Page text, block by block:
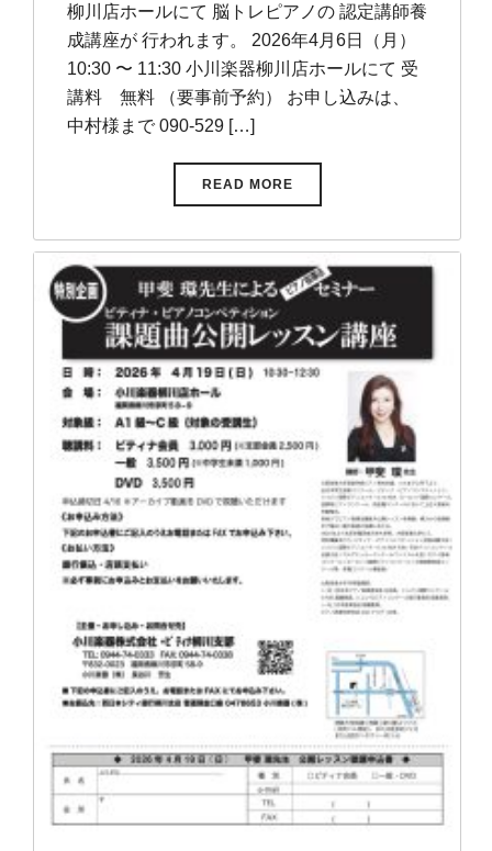
柳川店ホールにて 脳トレピアノの 認定講師養
成講座が 行われます。 2026年4月6日（月）
10:30 〜 11:30 小川楽器柳川店ホールにて 受
講料 無料 （要事前予約） お申し込みは、
中村様まで 090-529 […]
READ MORE